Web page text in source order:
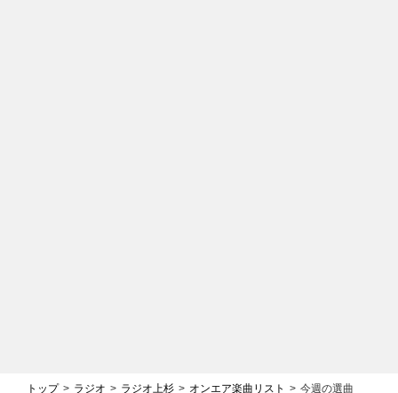
トップ ラジオ ラジオ上杉 オンエア楽曲リスト 今週の選曲